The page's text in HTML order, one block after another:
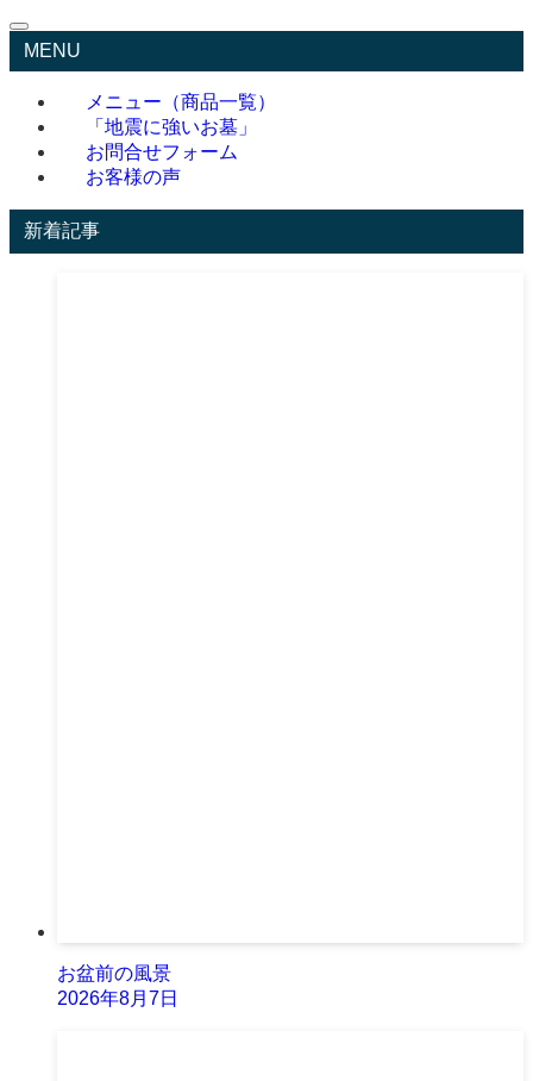
MENU
メニュー（商品一覧）
「地震に強いお墓」
お問合せフォーム
お客様の声
新着記事
お盆前の風景
2026年8月7日